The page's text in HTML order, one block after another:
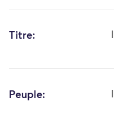
Titre:
Peuple: